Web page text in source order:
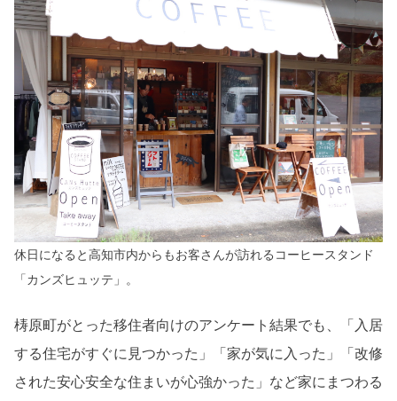
休日になると高知市内からもお客さんが訪れるコーヒースタンド
「カンズヒュッテ」。
梼原町がとった移住者向けのアンケート結果でも、「入居
する住宅がすぐに見つかった」「家が気に入った」「改修
された安心安全な住まいが心強かった」など家にまつわる